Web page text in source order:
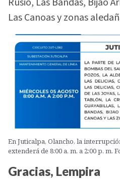
Las Canoas y zonas
En Juticalpa, Olancho, la
extenderá de 8:00 a. m. a 2:00 p. m.
Gracias, Lempira